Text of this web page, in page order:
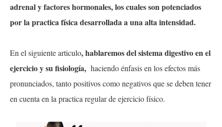
adrenal y factores hormonales, los cuales son potenciados
por la practica física desarrollada a una alta intensidad.
En el siguiente articulo, hablaremos delsistema digestivo en el
ejercicioy sufisiología, haciendoénfasisen los efectos más
pronunciados, tanto positivos como negativos que se deben tener
en cuenta en la practica regular de ejerciciofísico.